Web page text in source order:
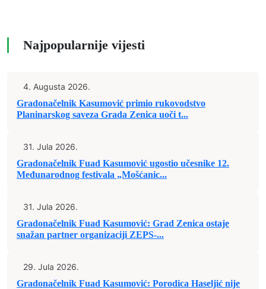
Najpopularnije vijesti
4. Augusta 2026.
Gradonačelnik Kasumović primio rukovodstvo
Planinarskog saveza Grada Zenica uoči t...
31. Jula 2026.
Gradonačelnik Fuad Kasumović ugostio učesnike 12.
Međunarodnog festivala „Mošćanic...
31. Jula 2026.
Gradonačelnik Fuad Kasumović: Grad Zenica ostaje
snažan partner organizaciji ZEPS-...
29. Jula 2026.
Gradonačelnik Fuad Kasumović: Porodica Haseljić nije